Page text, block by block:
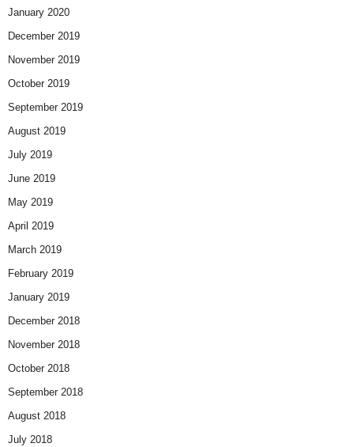
January 2020
December 2019
November 2019
October 2019
September 2019
August 2019
July 2019
June 2019
May 2019
April 2019
March 2019
February 2019
January 2019
December 2018
November 2018
October 2018
September 2018
August 2018
July 2018